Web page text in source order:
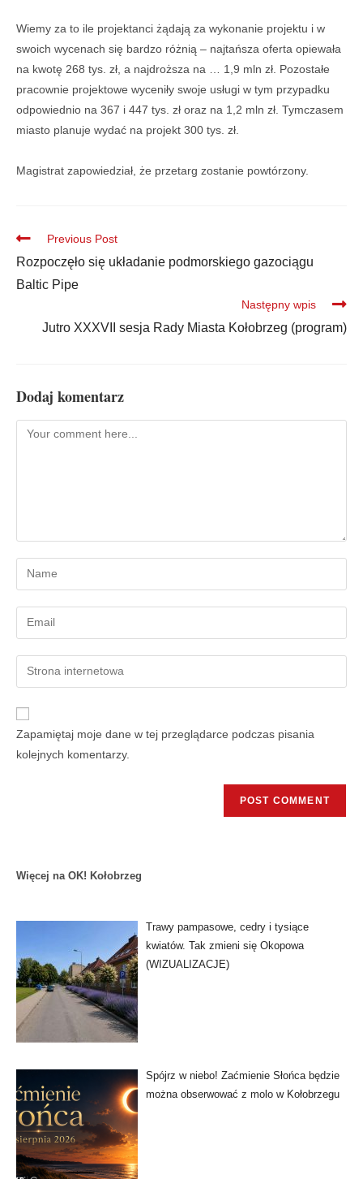
Wiemy za to ile projektanci żądają za wykonanie projektu i w
swoich wycenach się bardzo różnią – najtańsza oferta opiewała
na kwotę 268 tys. zł, a najdroższa na … 1,9 mln zł. Pozostałe
pracownie projektowe wyceniły swoje usługi w tym przypadku
odpowiednio na 367 i 447 tys. zł oraz na 1,2 mln zł. Tymczasem
miasto planuje wydać na projekt 300 tys. zł.
Magistrat zapowiedział, że przetarg zostanie powtórzony.
Previous Post
Rozpoczęło się układanie podmorskiego gazociągu
Baltic Pipe
Następny wpis
Jutro XXXVII sesja Rady Miasta Kołobrzeg (program)
Dodaj komentarz
Zapamiętaj moje dane w tej przeglądarce podczas pisania
kolejnych komentarzy.
Więcej na OK! Kołobrzeg
Trawy pampasowe, cedry i tysiące
kwiatów. Tak zmieni się Okopowa
(WIZUALIZACJE)
Spójrz w niebo! Zaćmienie Słońca będzie
można obserwować z molo w Kołobrzegu